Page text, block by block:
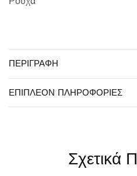
ΠΕΡΙΓΡΑΦΉ
ΕΠΙΠΛΈΟΝ ΠΛΗΡΟΦΟΡΊΕΣ
Σχετικά